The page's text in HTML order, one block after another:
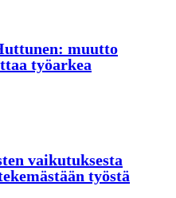
muutto
työarkea
vaikutuksesta
työstä